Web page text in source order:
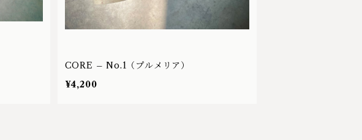
CORE – No.1（プルメリア）
¥4,200